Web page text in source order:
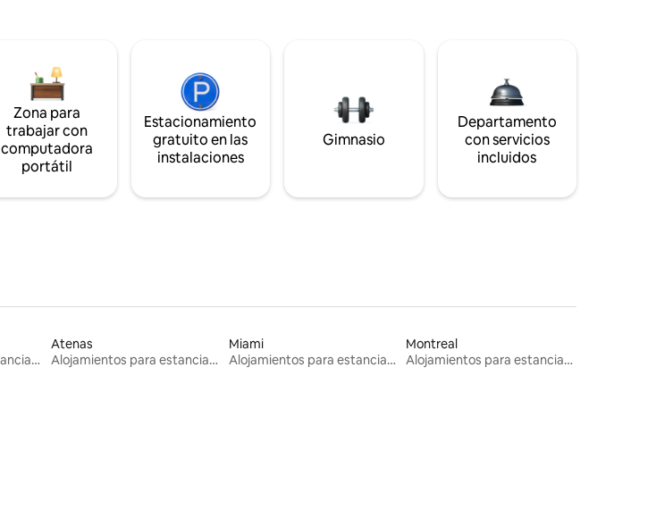
Zona para
trabajar con
computadora
portátil
Estacionamiento
gratuito en las
instalaciones
Gimnasio
Departamento
con servicios
incluidos
Alojamientos para estancias largas
Atenas
Alojamientos para estancias largas
Miami
Alojamientos para estancias largas
Montreal
Alojamientos para estancias largas